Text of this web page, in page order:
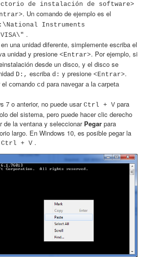
de instalación de software>
. Un comando de ejemplo es el
Instruments
.
una unidad diferente, simplemente escriba el
unidad y presione <Entrar>. Por ejemplo, si
desde un disco, y el disco se
D:, escriba d: y presione <Entrar>.
el comando cd para navegar a la carpeta
7 o anterior, no puede usar Ctrl + V para
del sistema, pero puede hacer clic derecho
de la ventana y seleccionar Pegar para
largo. En Windows 10, es posible pegar la
Ctrl + V .